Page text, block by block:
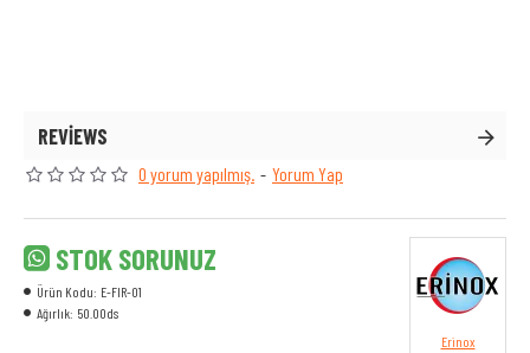
REVIEWS
0 yorum yapılmış. - Yorum Yap
STOK SORUNUZ
Ürün Kodu: E-FIR-01
Ağırlık: 50.00ds
Erinox